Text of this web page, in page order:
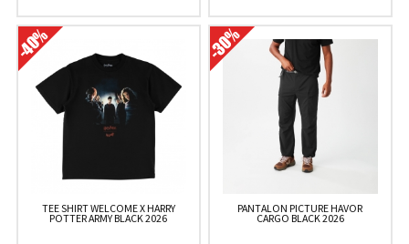
TEE SHIRT WELCOME X HARRY
POTTER ARMY BLACK 2026
PANTALON PICTURE HAVOR
CARGO BLACK 2026